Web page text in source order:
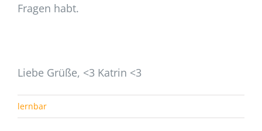
Fragen habt.
Liebe Grüße, <3 Katrin <3
lernbar